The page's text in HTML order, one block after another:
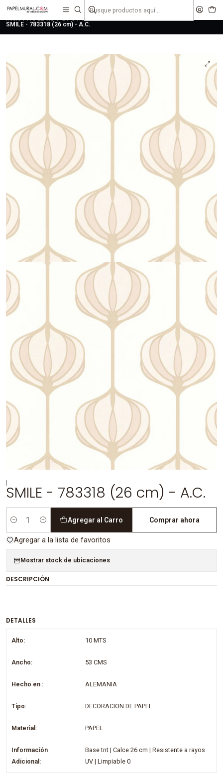
liquidaciones
Inicio PAPEL MURAL OTRAS COLECCIONES
SMILE - 783318 (26 cm) - A.C.
|SMILE - 783318 (26 cm) - A.C.
Cantidad
Agregar al Carro Comprar ahora
Agregar a la lista de favoritos
Mostrar stock de ubicaciones
DESCRIPCIÓN
DETALLES
Alto: 10 MTS
Ancho: 53 CMS
Hecho en : ALEMANIA
Tipo: DECORACION DE PAPEL
Material: PAPEL
Información
Adicional:
Base tnt | Calce 26 cm | Resistente a rayos
UV | Limpiable 0